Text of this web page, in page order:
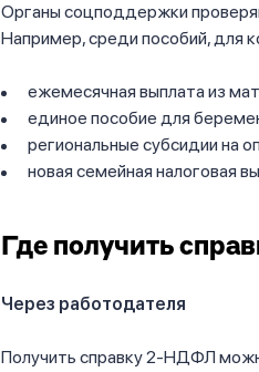
Органы соцподдержки
Например, среди пособий, для
ежемесячная выплата из
единое пособие для
региональные субсидии на
новая семейная налоговая
Где получить
Через работодателя
Получить справку 2-НДФЛ